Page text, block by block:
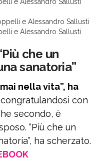
e Alessandro Sallusti
che un
sanatoria”
nella vita”, ha
congratulandosi con
secondo, è
“Più che un
ha scherzato.